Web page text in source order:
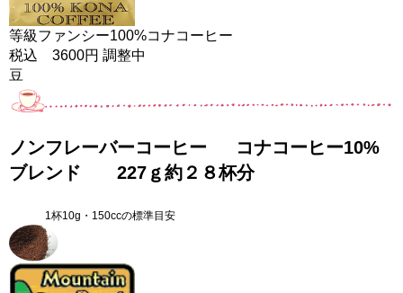
等級ファンシー100%コナコーヒー
税込 3600円 調整中
豆
ノンフレーバーコーヒー
コナコーヒー10%
ブレンド 227ｇ約２８杯分
1杯10g・150ccの標準目安